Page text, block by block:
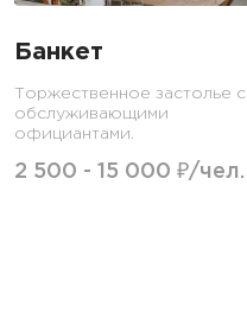
Банкет
Торжественное застолье с
обслуживающими
официантами.
2 500 - 15 000 ₽/чел.